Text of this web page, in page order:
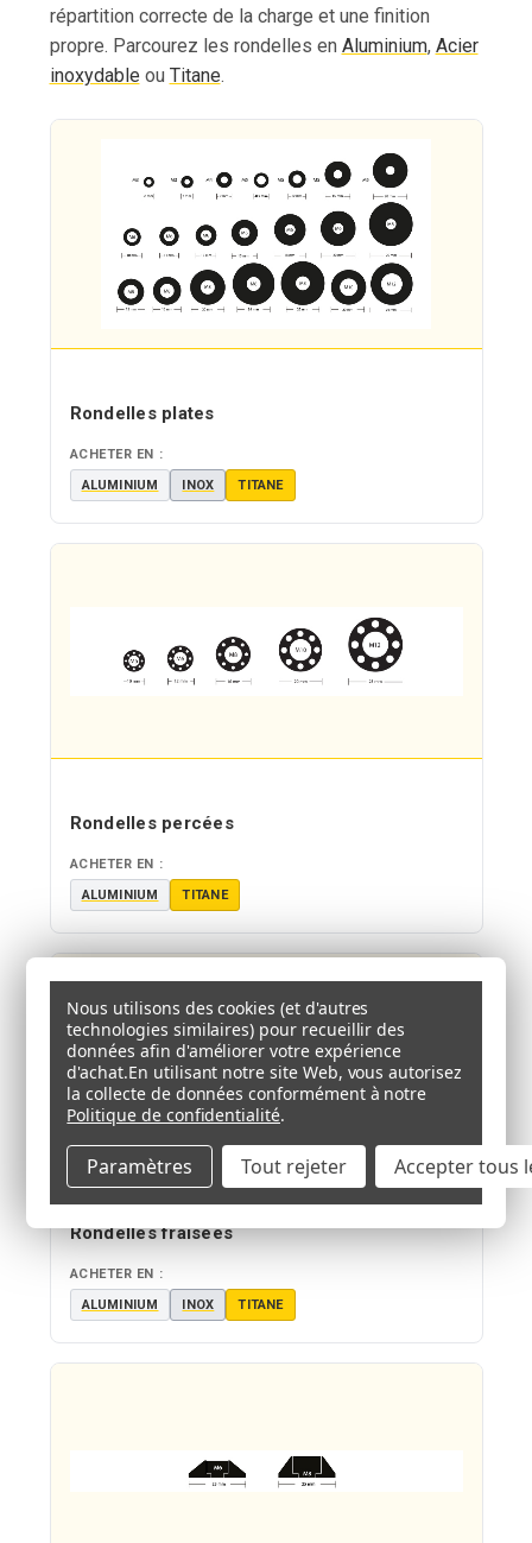
répartition correcte de la charge et une finition
propre. Parcourez les rondelles en Aluminium, Acier
inoxydable ou Titane.
Rondelles plates
ACHETER EN :
ALUMINIUM
INOX TITANE
Rondelles percées
ACHETER EN :
ALUMINIUM
TITANE
Rondelles fraisées
ACHETER EN :
ALUMINIUM
INOX TITANE
Nous utilisons des cookies (et d'autres
technologies similaires) pour recueillir des
données afin d'améliorer votre expérience
d'achat.En utilisant notre site Web, vous autorisez
la collecte de données conformément à notre
Politique de confidentialité.
Paramètres Tout rejeter Accepter tous